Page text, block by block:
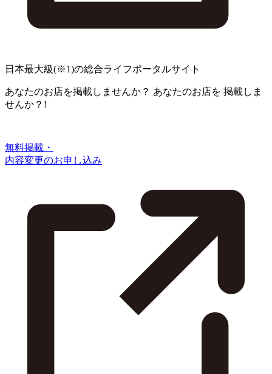
日本最大級(※1)の総合ライフポータルサイト
あなたのお店を掲載しませんか？ あなたのお店を 掲載しま
せんか？!
無料掲載・
内容変更のお申し込み